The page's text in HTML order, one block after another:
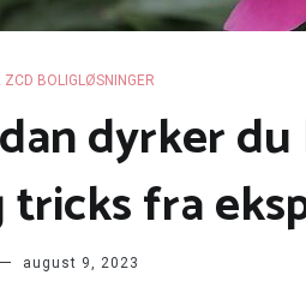
ZCD BOLIGLØSNINGER
dyrker
tricks fra
august 9, 2023